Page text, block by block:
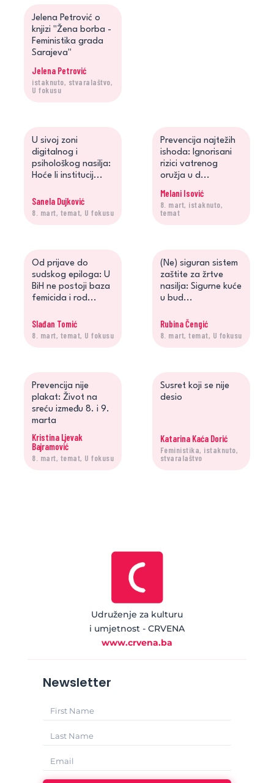
Jelena Petrović o
knjizi "Žena borba -
Feministika grada
Sarajeva"
Jelena Petrović
istaknuto, stvaralaštvo,
U fokusu
U sivoj zoni
digitalnog i
psihološkog nasilja:
Hoće li institucij...
Sanela Dujković
8. mart, temat, U fokusu
Prevencija najtežih
ishoda: Ignorisani
rizici vatrenog
oružja u d...
Melani Isović
8. mart, istaknuto,
temat
Od prijave do
sudskog epiloga: U
BiH ne postoji baza
femicida i rod...
Slađan Tomić
8. mart, temat, U fokusu
(Ne) siguran sistem
zaštite za žrtve
nasilja: Sigurne kuće
u bud...
Rubina Čengić
8. mart, temat, U fokusu
Prevencija nije
plakat: Život na
sreću između 8. i 9.
marta
Kristina Ljevak
Bajramović
8. mart, temat, U fokusu
Susret koji se nije
desio
Katarina Kaća Dorić
Feministika, istaknuto,
stvaralaštvo
Udruženje za kulturu
i umjetnost - CRVENA
www.crvena.ba
Newsletter